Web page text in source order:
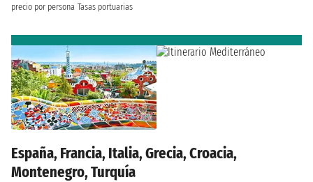
precio por persona Tasas portuarias
España, Francia, Italia, Grecia, Croacia,
Montenegro, Turquía